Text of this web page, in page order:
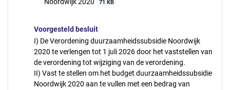
71 KB
Voorgesteld besluit
I) De Verordening duurzaamheidssubsidie Noordwijk
2020 te verlengen tot 1 juli 2026 door het vaststellen van
de verordening tot wijziging van de verordening.
II) Vast te stellen om het budget duurzaamheidssubsidie
Noordwijk 2020 aan te vullen met een bedrag van